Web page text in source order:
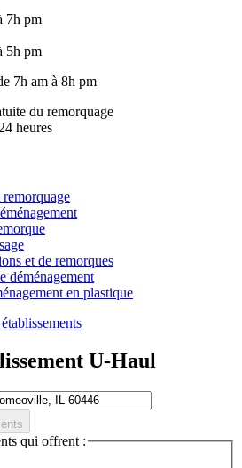
7h pm
5h pm
7h am à 8h pm
du remorquage
heures
et de remorques
déménagement
en plastique
U-Haul
qui offrent :